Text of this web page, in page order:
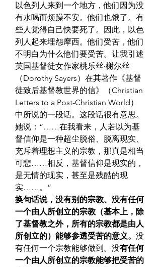
以色列人来到一个地方，他们因为没
有水喝而烦躁不安。他们也饿了。有
些人觉得自己快要死了。因此，以色
列人起来埋怨摩西。他们受苦，他们
不明白为什么他们要受苦。让我引述
英国基督徒女作家桃乐丝‧榭尔丝
（Dorothy Sayers）在其著作《基督
徒致后基督教世界的信》（Christian
Letters to a Post-Christian World）
中所说的一段话。这段话很有意思。
她说：“……在我看来，人若以为基
督信仰是一种超尘脱俗、脱离现实、
充斥着理想主义的宗教，那真是相当
可悲……相反，基督信仰是现实的，
是无情的现实，甚至是残酷的现
实……。”
换句话说，没有别的宗教、没有任何
一个由人所创立的宗教（基本上，除
了基督教之外，所有的宗教都是由人
所创立的）能够参透受苦的意义。 没
有任何一个宗教能够做到。没有任何
一个由人所创立的宗教能够把受苦的